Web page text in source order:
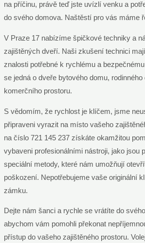
na příčinu, právě teď jste uvízlí venku a
do svého domova. Naštěstí pro vás máme
V Praze 17 nabízíme špičkové techniky a
zajištěných dveří. Naši zkušení technici
znalosti potřebné k rychlému a
se jedná o dveře bytového domu, rodinného
komerčního prostoru.
S vědomím, že rychlost je klíčem, jsme
připraveni vyrazit na místo vašeho
na číslo 721 145 237 získáte okamžitou
vybaveni profesionálními nástroji, jako jsou
speciální metody, které nám umožňují
poškození. Nepotřebujeme vaše originální
zámku.
Dejte nám šanci a rychle se vrátíte do
abychom vám pomohli překonat
přístup do vašeho zajištěného prostoru.